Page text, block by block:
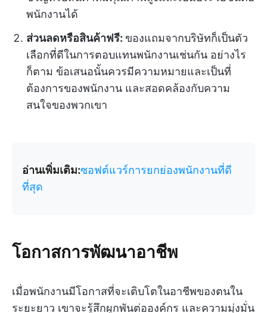
พนักงานได้
ส่วนลดหรือสินค้าฟรี: ของแถมจากบริษัทก็เป็นตัว
เลือกที่ดีในการตอบแทนพนักงานเช่นกัน อย่างไร
ก็ตาม ข้อเสนอนั้นควรมีความหมายและเป็นที่
ต้องการของพนักงาน และสอดคล้องกับความ
สนใจของพวกเขา
อ่านเพิ่มเติม:ซอฟต์แวร์การยกย่องพนักงานที่ดี
ที่สุด
โอกาสการพัฒนาอาชีพ
เมื่อพนักงานมีโอกาสที่จะเติบโตในอาชีพของตนใน
ระยะยาว เขาจะรู้สึกผูกพันต่อองค์กร และความมุ่งมั่น